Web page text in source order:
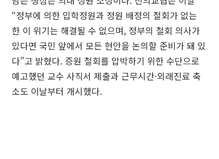
“정부에 의한 입학정원과 정원 배정의 철회가 없는
한 이 위기는 해결될 수 없으며, 정부의 철회 의사가
있다면 국민 앞에서 모든 현안을 논의할 준비가 돼 있
다”고 밝혔다. 증원 철회를 압박하기 위한 수단으로
예고했던 교수 사직서 제출과 근무시간·외래진료 축
소도 이날부터 개시했다.